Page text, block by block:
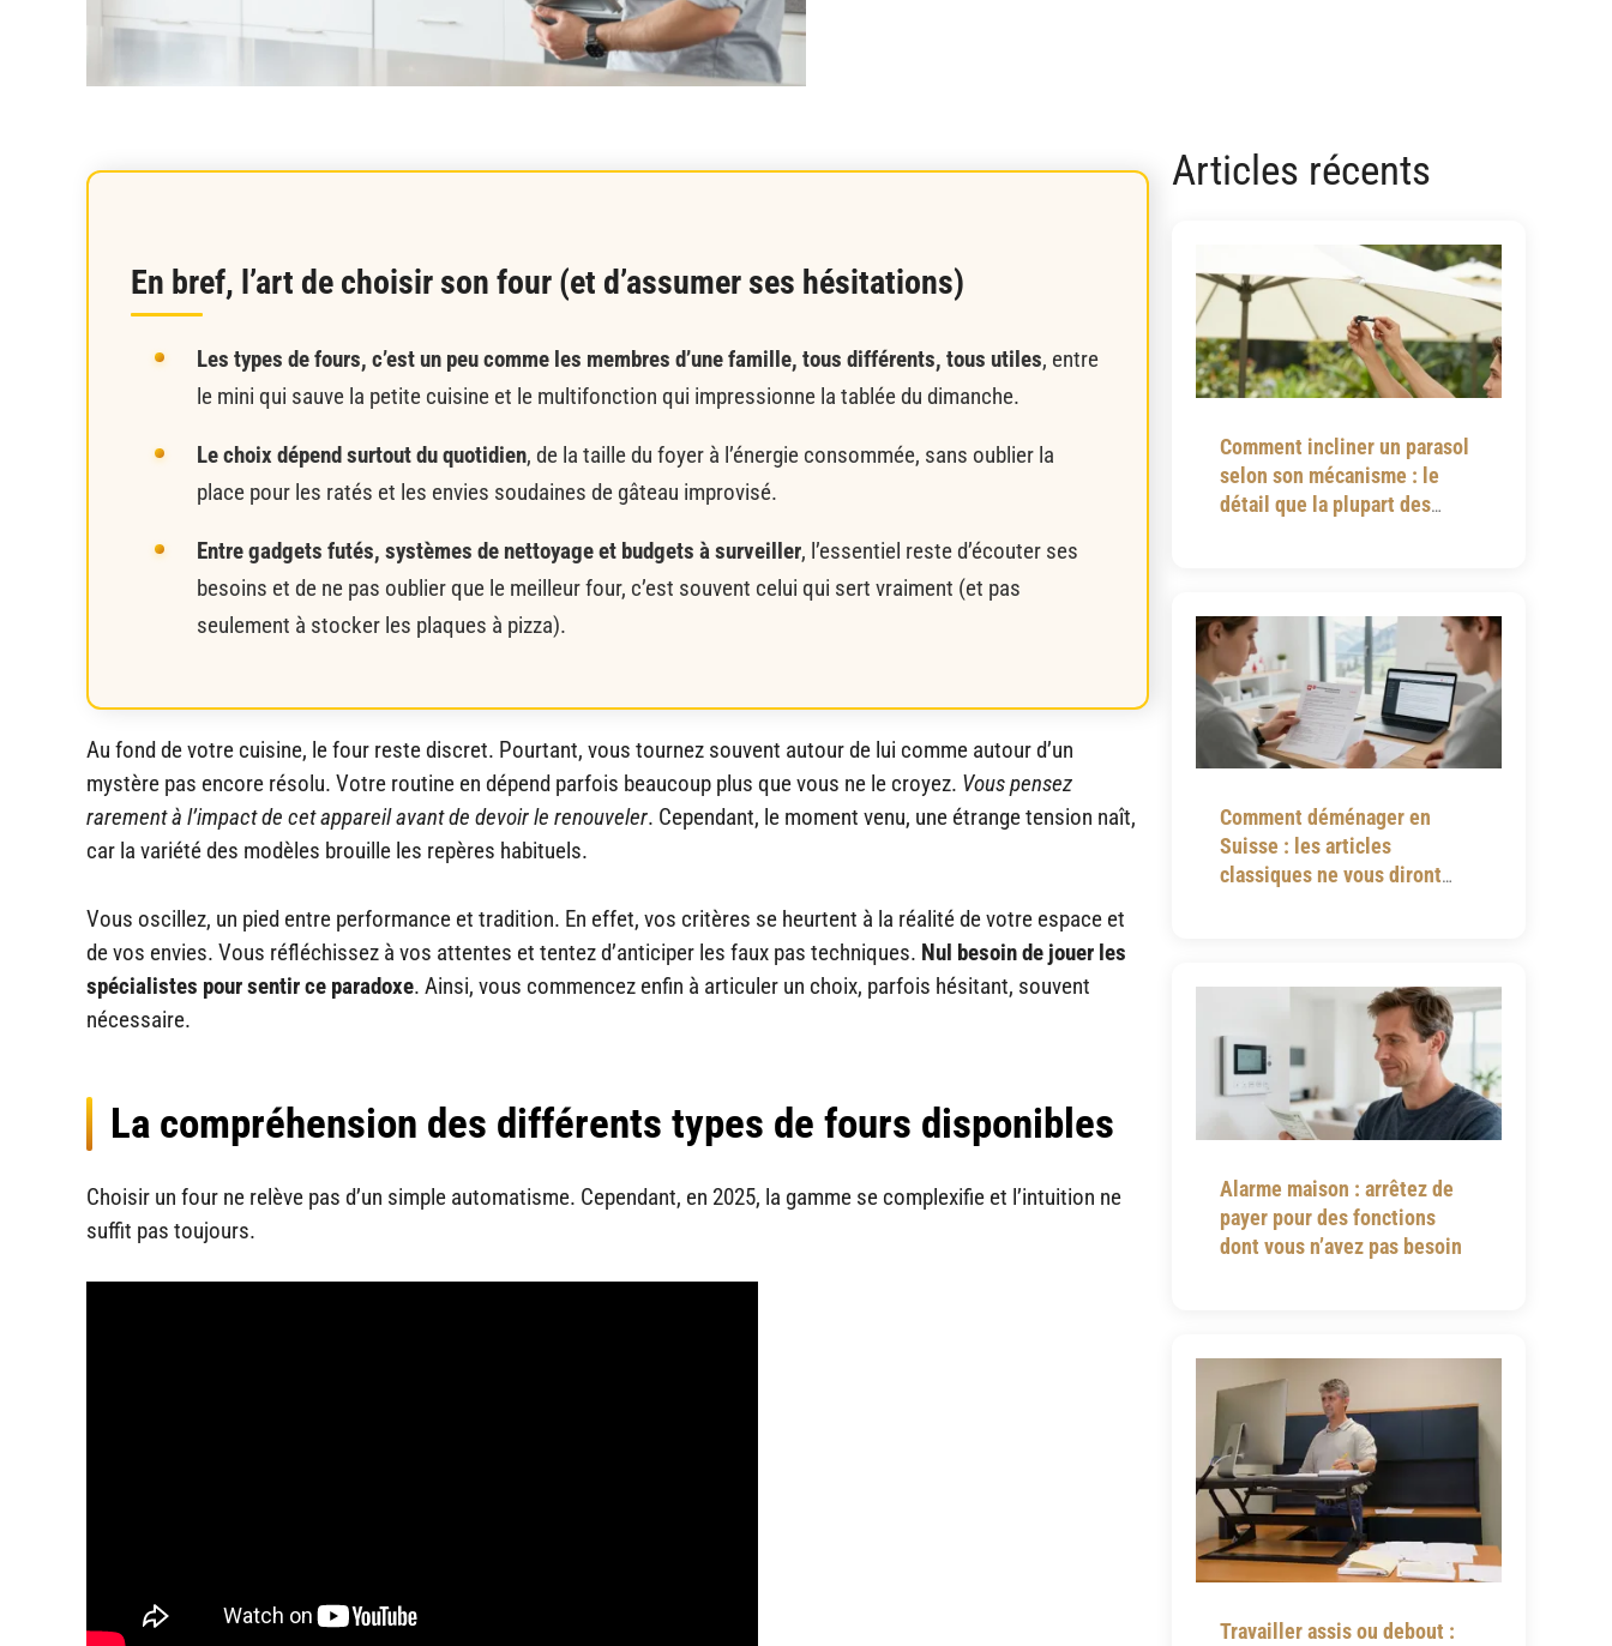
En bref, l’art de choisir son four (et d’assumer ses hésitations)
Les types de fours, c’est un peu comme les membres d’une famille, tous différents, tous utiles, entre
le mini qui sauve la petite cuisine et le multifonction qui impressionne la tablée du dimanche.
Le choix dépend surtout du quotidien, de la taille du foyer à l’énergie consommée, sans oublier la
place pour les ratés et les envies soudaines de gâteau improvisé.
Entre gadgets futés, systèmes de nettoyage et budgets à surveiller, l’essentiel reste d’écouter ses
besoins et de ne pas oublier que le meilleur four, c’est souvent celui qui sert vraiment (et pas
seulement à stocker les plaques à pizza).
Au fond de votre cuisine, le four reste discret. Pourtant, vous tournez souvent autour de lui comme autour d’un
mystère pas encore résolu. Votre routine en dépend parfois beaucoup plus que vous ne le croyez. Vous pensez
rarement à l’impact de cet appareil avant de devoir le renouveler. Cependant, le moment venu, une étrange tension naît,
car la variété des modèles brouille les repères habituels.
Vous oscillez, un pied entre performance et tradition. En effet, vos critères se heurtent à la réalité de votre espace et
de vos envies. Vous réfléchissez à vos attentes et tentez d’anticiper les faux pas techniques. Nul besoin de jouer les
spécialistes pour sentir ce paradoxe. Ainsi, vous commencez enfin à articuler un choix, parfois hésitant, souvent
nécessaire.
La compréhension des différents types de fours disponibles
Choisir un four ne relève pas d’un simple automatisme. Cependant, en 2025, la gamme se complexifie et l’intuition ne
suffit pas toujours.
Articles récents
Comment incliner un parasol
selon son mécanisme : le
détail que la plupart des
Comment déménager en
Suisse : les articles
classiques ne vous diront
Alarme maison : arrêtez de
payer pour des fonctions
dont vous n’avez pas besoin
Travailler assis ou debout :